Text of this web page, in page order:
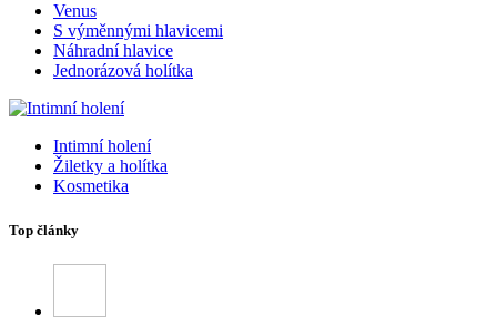
Venus
S výměnnými hlavicemi
Náhradní hlavice
Jednorázová holítka
Intimní holení
Žiletky a holítka
Kosmetika
Top články